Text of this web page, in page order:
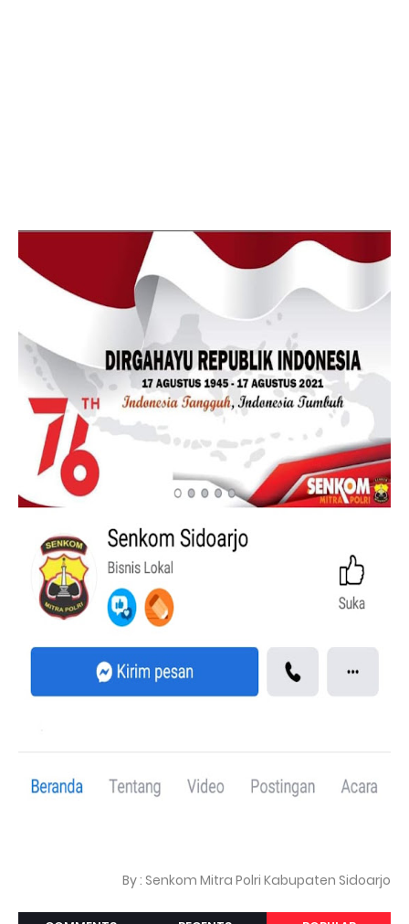
By : Senkom Mitra Polri Kabupaten Sidoarjo